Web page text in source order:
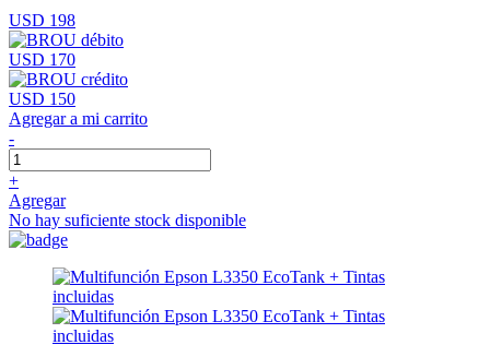
USD 198
USD 170
USD 150
Agregar a mi carrito
-
+
Agregar
No hay suficiente stock disponible